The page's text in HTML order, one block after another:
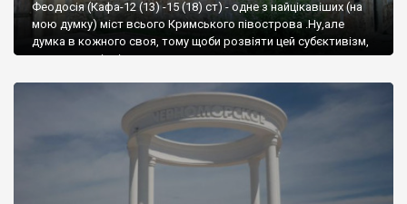
Феодосія (Кафа-12 (13) -15 (18) ст) - одне з найцікавіших (на
мою думку) міст всього Кримського півострова .Ну,але
думка в кожного своя, тому щоби розвіяти цей субєктивізм,
запрошую відвідати це